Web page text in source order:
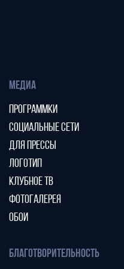
МЕДИА
ПРОГРАММКИ
СОЦИАЛЬНЫЕ СЕТИ
ДЛЯ ПРЕССЫ
ЛОГОТИП
КЛУБНОЕ ТВ
ФОТОГАЛЕРЕЯ
ОБОИ
БЛАГОТВОРИТЕЛЬНОСТЬ